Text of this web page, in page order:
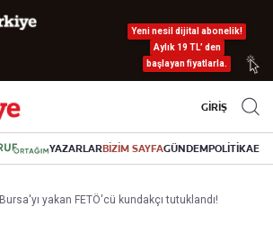
Yeni nesil dijital abonelik!
Aylık 19 TL’ den
başlayan fiyatlarla.
GİRİŞ
YAZARLARBİZİM SAYFAGÜNDEMPOLİTİKA
Bursa'yı yakan FETÖ'cü kundakçı tutuklandı!